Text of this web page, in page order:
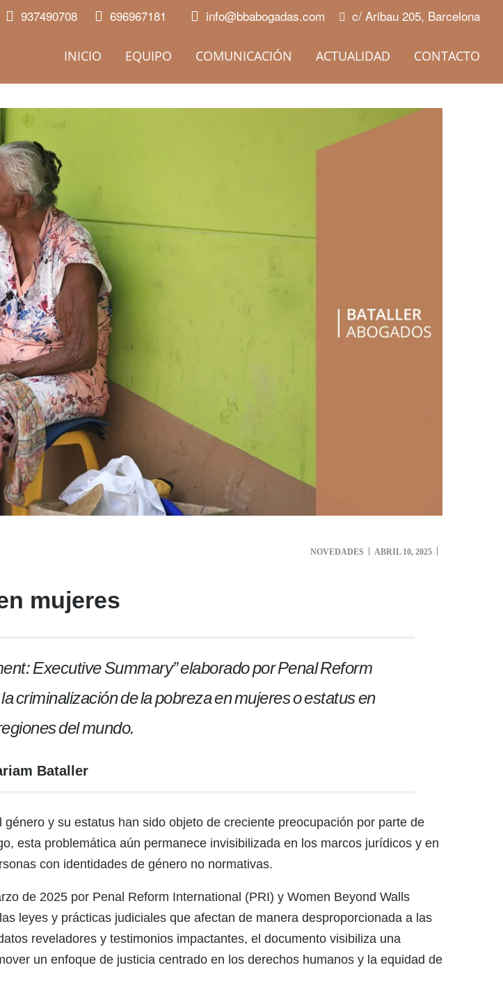
937490708 696967181 info@bbabogadas.com c/ Aribau 205, Barcelona
INICIO EQUIPO COMUNICACIÓN ACTUALIDAD CONTACTO
NOVEDADES ABRIL 10, 2025
mujeres
Executive Summary” elaborado por Penal Reform
criminalización de la pobreza en mujeres o estatus en
del mundo.
Bataller
y su estatus han sido objeto de creciente preocupación por parte de
esta problemática aún permanece invisibilizada en los marcos jurídicos y en
con identidades de género no normativas.
de 2025 por Penal Reform International (PRI) y Women Beyond Walls
leyes y prácticas judiciales que afectan de manera desproporcionada a las
reveladores y testimonios impactantes, el documento visibiliza una
un enfoque de justicia centrado en los derechos humanos y la equidad de